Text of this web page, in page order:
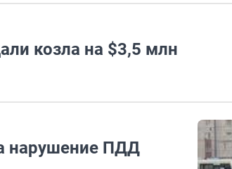
козла на $3,5 млн
нарушение ПДД